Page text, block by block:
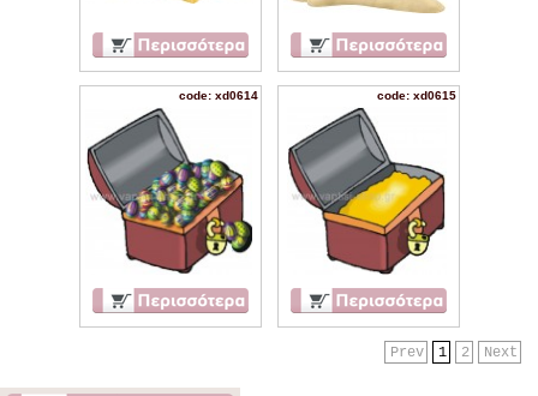
code: xd0614 code: xd0615
Next
2
1
Prev